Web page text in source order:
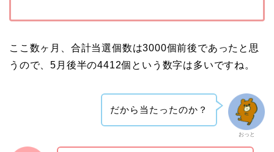
ここ数ヶ月、合計当選個数は3000個前後であったと思
うので、5月後半の4412個という数字は多いですね。
おっと
だから当たったのか？